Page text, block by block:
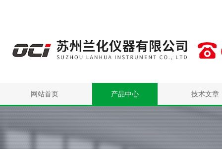
网站首页 产品中心 技术文章